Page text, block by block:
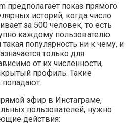
предполагает показ прямого
историй, когда число
за 500 человек, то есть
каждому пользователю
популярность ни к чему, и
только для
от их численности,
профиль. Такие
попадают.
эфир в Инстаграме,
пользователей, нужно
действия: